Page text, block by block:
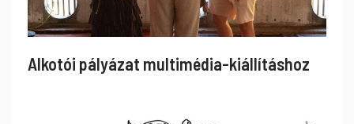
Alkotói pályázat multimédia-kiállításhoz